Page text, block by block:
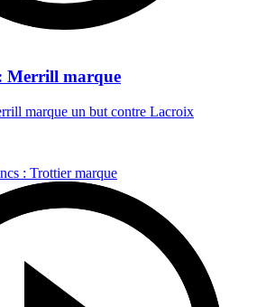
Merrill marque
marque un but contre Lacroix